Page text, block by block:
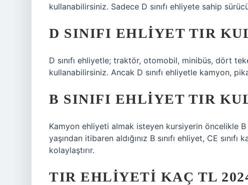
kullanabilirsiniz. Sadece D sınıfı ehliyete sahip
D SINIFI EHLIYET TIR
D sınıfı ehliyetle; traktör, otomobil, minibüs, dört
kullanabilirsiniz. Ancak D sınıfı ehliyetle kamyon,
B SINIFI EHLIYET TIR
Kamyon ehliyeti almak isteyen kursiyerin öncelikle B
yaşından itibaren aldığınız B sınıfı ehliyet, CE
kolaylaştırır.
TIR EHLIYETI KAÇ TL